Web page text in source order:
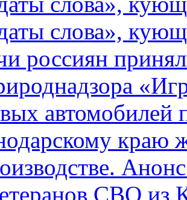
слова»,
россиян
автомобилей
краю
СВО из